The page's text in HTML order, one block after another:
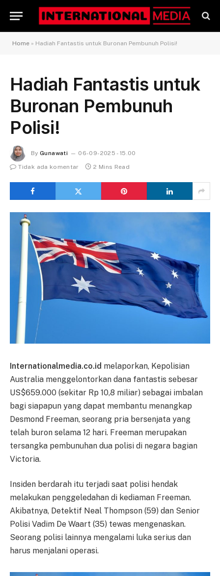
Home » Hadiah Fantastis untuk Buronan Pembunuh Polisi!
Hadiah Fantastis untuk
Buronan Pembunuh
Polisi!
By Gunawati
06-09-2025 - 15.00
Tidak ada komentar
2 Mins Read
Internationalmedia.co.id melaporkan, Kepolisian
Australia menggelontorkan dana fantastis sebesar
US$659.000 (sekitar Rp 10,8 miliar) sebagai imbalan
bagi siapapun yang dapat membantu menangkap
Desmond Freeman, seorang pria bersenjata yang
telah buron selama 12 hari. Freeman merupakan
tersangka pembunuhan dua polisi di negara bagian
Victoria.
Insiden berdarah itu terjadi saat polisi hendak
melakukan penggeledahan di kediaman Freeman.
Akibatnya, Detektif Neal Thompson (59) dan Senior
Polisi Vadim De Waart (35) tewas mengenaskan.
Seorang polisi lainnya mengalami luka serius dan
harus menjalani operasi.